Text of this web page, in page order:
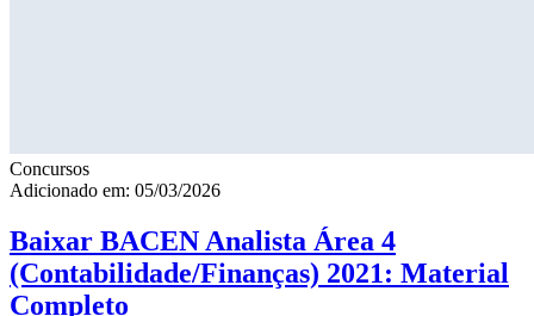
Concursos
Adicionado em: 05/03/2026
Baixar BACEN Analista Área 4
(Contabilidade/Finanças) 2021: Material
Completo